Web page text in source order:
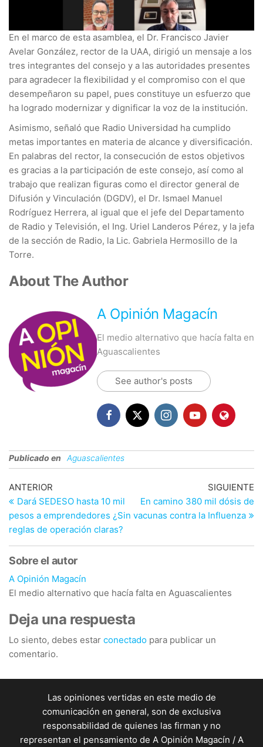
En el marco de esta asamblea, el Dr. Francisco Javier
Avelar González, rector de la UAA, dirigió un mensaje a los
tres integrantes del consejo y a las autoridades presentes
para agradecer la flexibilidad y el compromiso con el que
desempeñaron su papel, pues constituye un esfuerzo que
ha logrado modernizar y dignificar la voz de la institución.
Asimismo, señaló que Radio Universidad ha cumplido
metas importantes en materia de alcance y diversificación.
En palabras del rector, la consecución de estos objetivos
es gracias a la participación de este consejo, así como al
trabajo que realizan figuras como el director general de
Difusión y Vinculación (DGDV), el Dr. Ismael Manuel
Rodríguez Herrera, al igual que el jefe del Departamento
de Radio y Televisión, el Ing. Uriel Landeros Pérez, y la jefa
de la sección de Radio, la Lic. Gabriela Hermosillo de la
Torre.
About The Author
A Opinión Magacín
El medio alternativo que hacía falta en
Aguascalientes
See author's posts
Publicado en Aguascalientes
Navegación
de
entradas
Entrada
anterior
ANTERIOR
Dará SEDESO hasta 10 mil
pesos a emprendedores ¿Sin
reglas de operación claras?
SIGUIENTE
En camino 380 mil dósis de
vacunas contra la Influenza
Sobre el autor
A Opinión Magacín
El medio alternativo que hacía falta en Aguascalientes
Deja una respuesta
Lo siento, debes estar conectado para publicar un
comentario.
Las opiniones vertidas en este medio de
comunicación en general, son de exclusiva
responsabilidad de quienes las firman y no
representan el pensamiento de A Opinión Magacín / A